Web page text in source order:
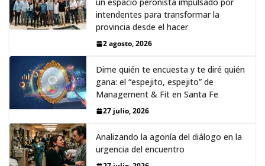
un espacio peronista impulsado por
intendentes para transformar la
provincia desde el hacer
2 agosto, 2026
Dime quién te encuesta y te diré quién
gana: el “espejito, espejito” de
Management & Fit en Santa Fe
27 julio, 2026
Analizando la agonía del diálogo en la
urgencia del encuentro